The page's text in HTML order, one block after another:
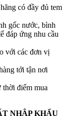
có đầy đủ tem
gốc nước, bình
đáp ứng nhu cầu
với các đơn vị
tới tận nơi
thời điểm mua
NHẬP KHẨU